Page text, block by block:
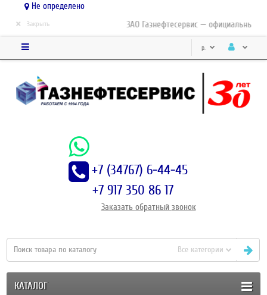
Не определено
ЗАО Газнефтесервис — официальный
× Закрыть
р.
+7 (34767) 6-44-45
+7 917 350 86 17
Заказать обратный звонок
Все категории
КАТАЛОГ